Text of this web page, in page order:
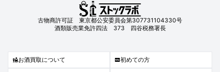
古物商許可証 東京都公安委員会第307731104330号
酒類販売業免許四法 373 四谷税務署長
お酒買取について 初めての方